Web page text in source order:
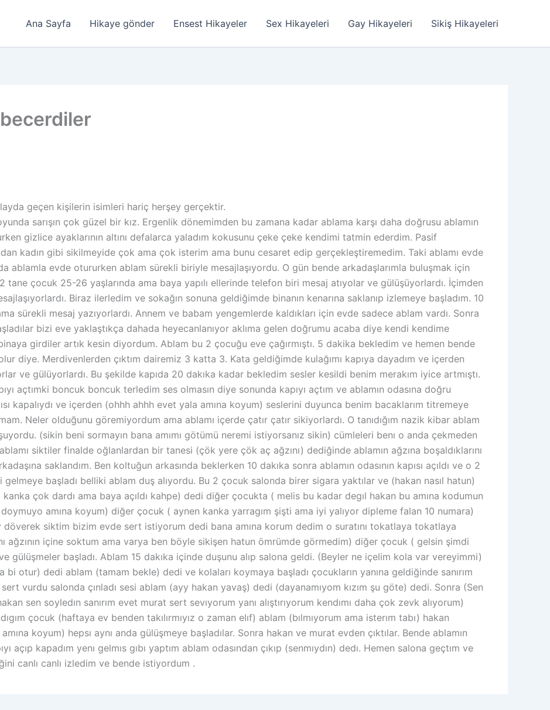
Ana Sayfa Hikaye gönder Ensest Hikayeler Sex Hikayeleri Gay Hikayeleri Sikiş Hikayeleri
geçen kişilerin isimleri hariç herşey gerçektir.
sarışın çok güzel bir kız. Ergenlik dönemimden bu zamana kadar ablama karşı daha doğrusu ablamın
gizlice ayaklarının altını defalarca yaladım kokusunu çeke çeke kendimi tatmin ederdim. Pasif
kadın gibi sikilmeyide çok ama çok isterim ama bunu cesaret edip gerçekleştiremedim. Taki ablamı evde
ablamla evde otururken ablam sürekli biriyle mesajlaşıyordu. O gün bende arkadaşlarımla buluşmak için
2 tane çocuk 25-26 yaşlarında ama baya yapılı ellerinde telefon biri mesaj atıyolar ve gülüşüyorlardı. İçimden
Biraz ilerledim ve sokağın sonuna geldiğimde binanın kenarına saklanıp izlemeye başladım. 10
sürekli mesaj yazıyorlardı. Annem ve babam yengemlerde kaldıkları için evde sadece ablam vardı. Sonra
bizi eve yaklaştıkça dahada heyecanlanıyor aklıma gelen doğrumu acaba diye kendi kendime
girdiler artık kesin diyordum. Ablam bu 2 çocuğu eve çağırmıştı. 5 dakika bekledim ve hemen bende
diye. Merdivenlerden çıktım dairemiz 3 katta 3. Kata geldiğimde kulağımı kapıya dayadım ve içerden
ve gülüyorlardı. Bu şekilde kapıda 20 dakıka kadar bekledim sesler kesildi benim merakım iyice artmıştı.
açtımki boncuk boncuk terledim ses olmasın diye sonunda kapıyı açtım ve ablamın odasına doğru
kapalıydı ve içerden (ohhh ahhh evet yala amına koyum) seslerini duyunca benim bacaklarım titremeye
Neler olduğunu göremiyordum ama ablamı içerde çatır çatır sikiyorlardı. O tanıdığım nazik kibar ablam
(sikin beni sormayın bana amımı götümü neremi istiyorsanız sikin) cümleleri benı o anda çekmeden
siktiler finalde oğlanlardan bir tanesi (çök yere çök aç ağzını) dediğinde ablamın ağzına boşaldıklarını
saklandım. Ben koltuğun arkasında beklerken 10 dakıka sonra ablamın odasının kapısı açıldı ve o 2
başladı belliki ablam duş alıyordu. Bu 2 çocuk salonda birer sigara yaktılar ve (hakan nasıl hatun)
çok dardı ama baya açıldı kahpe) dedi diğer çocukta ( melis bu kadar degıl hakan bu amına kodumun
amına koyum) diğer çocuk ( aynen kanka yarragım şişti ama iyi yalıyor dipleme falan 10 numara)
siktim bizim evde sert istiyorum dedi bana amına korum dedim o suratını tokatlaya tokatlaya
ağzının içine soktum ama varya ben böyle sikişen hatun ömrümde görmedim) diğer çocuk ( gelsin şimdi
gülüşmeler başladı. Ablam 15 dakıka içinde duşunu alıp salona geldi. (Beyler ne içelim kola var vereyimmi)
bi otur) dedi ablam (tamam bekle) dedi ve kolaları koymaya başladı çocukların yanına geldiğinde sanırım
vurdu salonda çınladı sesi ablam (ayy hakan yavaş) dedi (dayanamıyom kızım şu göte) dedi. Sonra (Sen
sen soyledın sanırım evet murat sert sevıyorum yanı alıştırıyorum kendımı daha çok zevk alıyorum)
çocuk (haftaya ev benden takılırmıyız o zaman elıf) ablam (bılmıyorum ama isterım tabı) hakan
koyum) hepsı aynı anda gülüşmeye başladılar. Sonra hakan ve murat evden çıktılar. Bende ablamın
açıp kapadım yenı gelmıs gıbı yaptım ablam odasından çıkıp (senmıydın) dedı. Hemen salona geçtım ve
canlı canlı izledim ve bende istiyordum .